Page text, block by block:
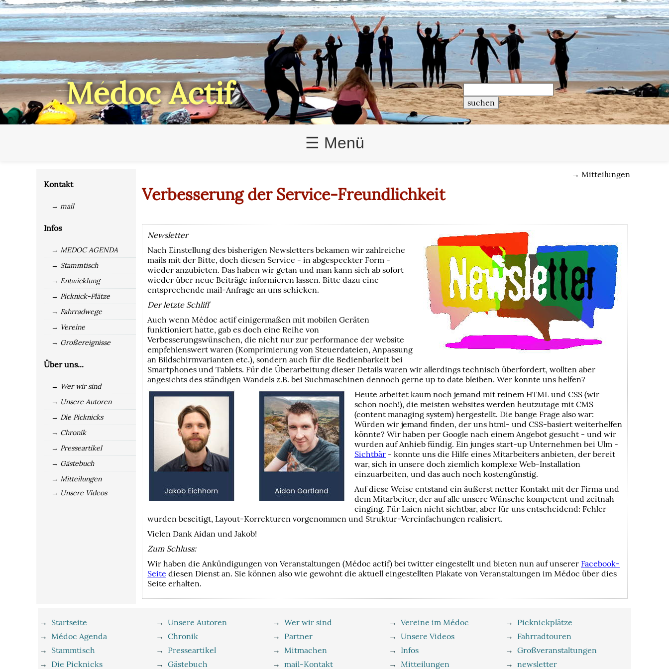
Médoc Actif >
☰ Menü
Kontakt
→ mail
Infos
→ MEDOC AGENDA
→ Stammtisch
→ Entwicklung
→ Picknick-Plätze
→ Fahrradwege
→ Vereine
→ Großereignisse
Über uns...
→ Wer wir sind
→ Unsere Autoren
→ Die Picknicks
→ Chronik
→ Presseartikel
→ Gästebuch
→ Mitteilungen
→ Unsere Videos
→ Mitteilungen
Verbesserung der Service-Freundlichkeit
Newsletter
Nach Einstellung des bisherigen Newsletters bekamen wir zahlreiche
mails mit der Bitte, doch diesen Service - in abgespeckter Form -
wieder anzubieten. Das haben wir getan und man kann sich ab sofort
wieder über neue Beiträge informieren lassen. Bitte dazu eine
entsprechende mail-Anfrage an uns schicken.
Der letzte Schliff
Auch wenn Médoc actif einigermaßen mit mobilen Geräten
funktioniert hatte, gab es doch eine Reihe von
Verbesserungswünschen, die nicht nur zur performance der website
empfehlenswert waren (Komprimierung von Steuerdateien, Anpassung
an Bildschirmvarianten etc.), sondern auch für die Bedienbarkeit bei
Smartphones und Tablets. Für die Überarbeitung dieser Details waren wir allerdings technisch überfordert, wollten aber
angesichts des ständigen Wandels z.B. bei Suchmaschinen dennoch gerne up to date bleiben. Wer konnte uns helfen?
Heute arbeitet kaum noch jemand mit reinem HTML und CSS (wir
schon noch!), die meisten websites werden heutzutage mit CMS
(content managing system) hergestellt. Die bange Frage also war:
Würden wir jemand finden, der uns html- und CSS-basiert weiterhelfen
könnte? Wir haben per Google nach einem Angebot gesucht - und wir
wurden auf Anhieb fündig. Ein junges start-up Unternehmen bei Ulm -
Sichtbär - konnte uns die Hilfe eines Mitarbeiters anbieten, der bereit
war, sich in unsere doch ziemlich komplexe Web-Installation
einzuarbeiten, und das auch noch kostengünstig.
Auf diese Weise entstand ein äußerst netter Kontakt mit der Firma und
dem Mitarbeiter, der auf alle unsere Wünsche kompetent und zeitnah
einging. Für Laien nicht sichtbar, aber für uns entscheidend: Fehler
wurden beseitigt, Layout-Korrekturen vorgenommen und Struktur-Vereinfachungen realisiert.
Vielen Dank Aidan und Jakob!
Zum Schluss:
Wir haben die Ankündigungen von Veranstaltungen (Médoc actif) bei twitter eingestellt und bieten nun auf unserer Facebook-
Seite diesen Dienst an. Sie können also wie gewohnt die aktuell eingestellten Plakate von Veranstaltungen im Médoc über dies
Seite erhalten.
→ Startseite
→ Médoc Agenda
→ Stammtisch
→ Die Picknicks
→ Unsere Autoren
→ Chronik
→ Presseartikel
→ Gästebuch
→ Wer wir sind
→ Partner
→ Mitmachen
→ mail-Kontakt
→ Vereine im Médoc
→ Unsere Videos
→ Infos
→ Mitteilungen
→ Picknickplätze
→ Fahrradtouren
→ Großveranstaltungen
→ newsletter